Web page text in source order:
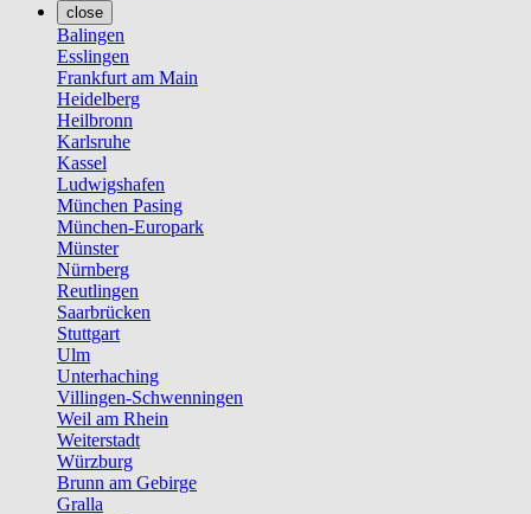
close
Balingen
Esslingen
Frankfurt am Main
Heidelberg
Heilbronn
Karlsruhe
Kassel
Ludwigshafen
München Pasing
München-Europark
Münster
Nürnberg
Reutlingen
Saarbrücken
Stuttgart
Ulm
Unterhaching
Villingen-Schwenningen
Weil am Rhein
Weiterstadt
Würzburg
Brunn am Gebirge
Gralla